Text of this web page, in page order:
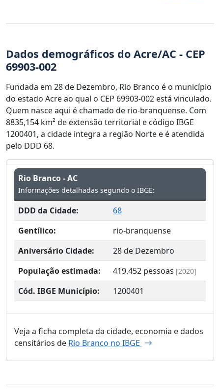
Dados demográficos do Acre/AC - CEP
69903-002
Fundada em 28 de Dezembro, Rio Branco é o município
do estado Acre ao qual o CEP 69903-002 está vinculado.
Quem nasce aqui é chamado de rio-branquense. Com
8835,154 km² de extensão territorial e código IBGE
1200401, a cidade integra a região Norte e é atendida
pelo DDD 68.
Rio Branco - AC
Informações detalhadas segundo o IBGE:
DDD da Cidade:
68
Gentílico:
rio-branquense
Aniversário Cidade:
28 de Dezembro
População estimada:
419.452 pessoas [2020]
Cód. IBGE Município: 1200401
Veja a ficha completa da cidade, economia e dados
censitários de Rio Branco no IBGE